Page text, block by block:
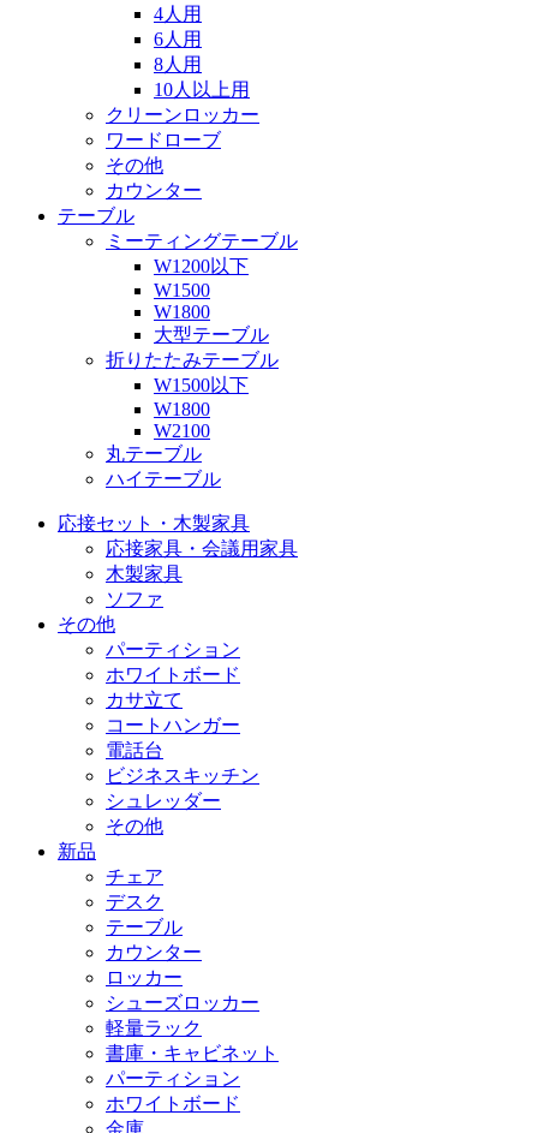
4人用
6人用
8人用
10人以上用
クリーンロッカー
ワードローブ
その他
カウンター
テーブル
ミーティングテーブル
W1200以下
W1500
W1800
大型テーブル
折りたたみテーブル
W1500以下
W1800
W2100
丸テーブル
ハイテーブル
応接セット・木製家具
応接家具・会議用家具
木製家具
ソファ
その他
パーティション
ホワイトボード
カサ立て
コートハンガー
電話台
ビジネスキッチン
シュレッダー
その他
新品
チェア
デスク
テーブル
カウンター
ロッカー
シューズロッカー
軽量ラック
書庫・キャビネット
パーティション
ホワイトボード